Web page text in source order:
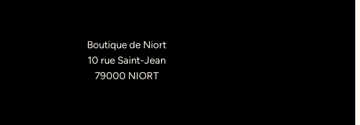
Boutique de Niort
10 rue Saint-Jean
79000 NIORT